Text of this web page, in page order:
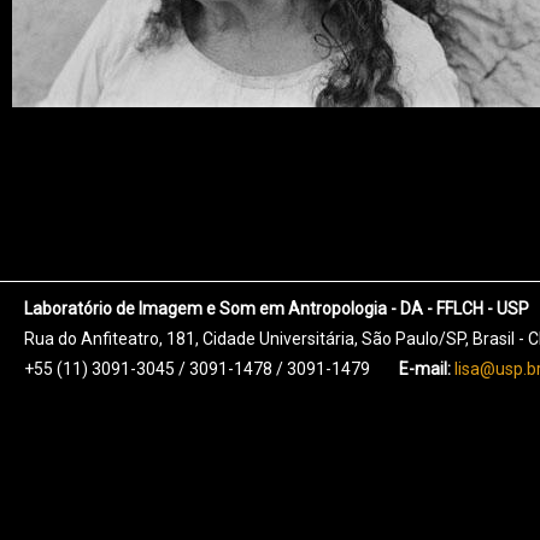
Laboratório de Imagem e Som em Antropologia - DA - FFLCH - USP
Rua do Anfiteatro, 181, Cidade Universitária, São Paulo/SP, Brasil -
+55 (11) 3091-3045 / 3091-1478 / 3091-1479
E-mail: